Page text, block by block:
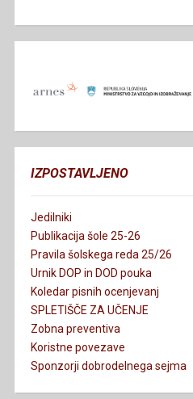
IZPOSTAVLJENO
Jedilniki
Publikacija šole 25-26
Pravila šolskega reda 25/26
Urnik DOP in DOD pouka
Koledar pisnih ocenjevanj
SPLETIŠČE ZA UČENJE
Zobna preventiva
Koristne povezave
Sponzorji dobrodelnega sejma